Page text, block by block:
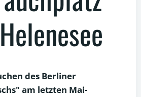
des Berliner
am letzten Mai-